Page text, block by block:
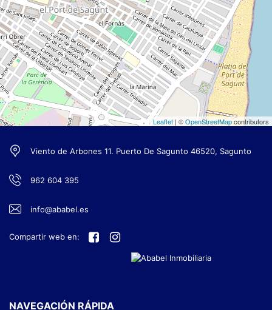
Leaflet | ©OpenStreetMapcontributors
Viento de Arbones 11. Puerto De Sagunto 46520, Sagunto
962 604 395
info@ababel.es
Compartir web en:
NAVEGACIÓN RÁPIDA